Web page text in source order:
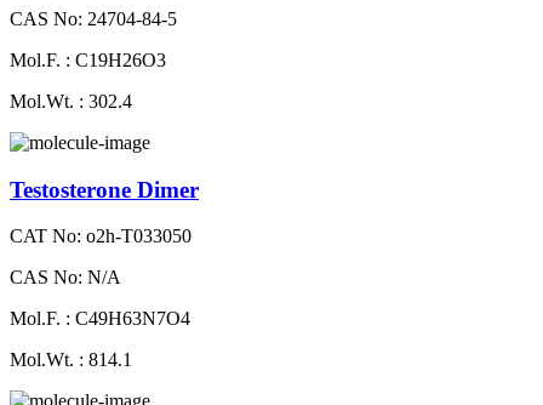
CAS No: 24704-84-5
Mol.F. : C19H26O3
Mol.Wt. : 302.4
Testosterone Dimer
CAT No: o2h-T033050
CAS No: N/A
Mol.F. : C49H63N7O4
Mol.Wt. : 814.1